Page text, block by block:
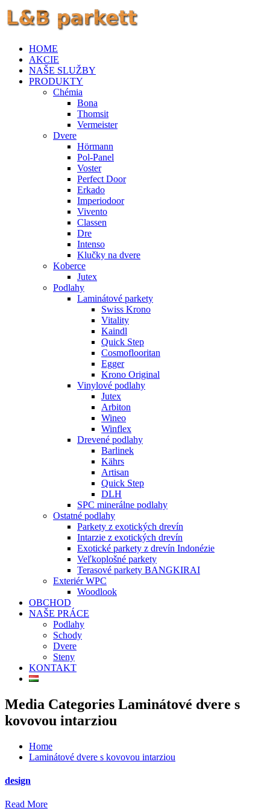
HOME
AKCIE
NAŠE SLUŽBY
PRODUKTY
Chémia
Bona
Thomsit
Vermeister
Dvere
Hörmann
Pol-Panel
Voster
Perfect Door
Erkado
Imperiodoor
Vivento
Classen
Dre
Intenso
Klučky na dvere
Koberce
Jutex
Podlahy
Laminátové parkety
Swiss Krono
Vitality
Kaindl
Quick Step
Cosmoflooritan
Egger
Krono Original
Vinylové podlahy
Jutex
Arbiton
Wineo
Winflex
Drevené podlahy
Barlinek
Kährs
Artisan
Quick Step
DLH
SPC minerálne podlahy
Ostatné podlahy
Parkety z exotických drevín
Intarzie z exotických drevín
Exotické parkety z drevín Indonézie
Veľkoplošné parkety
Terasové parkety BANGKIRAI
Exteriér WPC
Woodlook
OBCHOD
NAŠE PRÁCE
Podlahy
Schody
Dvere
Steny
KONTAKT
Media Categories Laminátové dvere s
kovovou intarziou
Home
Laminátové dvere s kovovou intarziou
design
Read More